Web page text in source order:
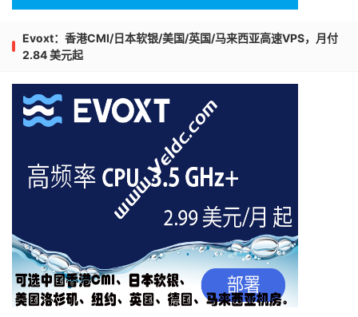
Evoxt：香港CMI/日本软银/美国/英国/马来西亚高速VPS，月付
2.84 美元起